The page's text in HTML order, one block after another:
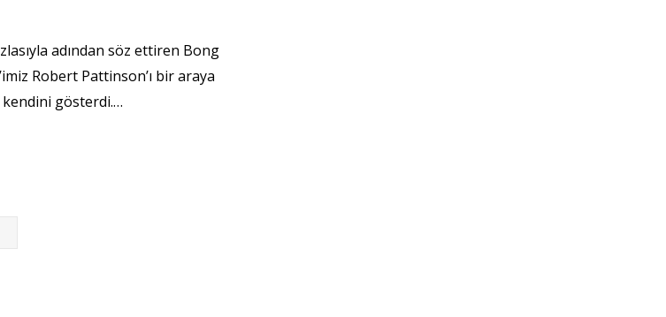
adından söz ettiren Bong
Robert Pattinson’ı bir araya
gösterdi.…